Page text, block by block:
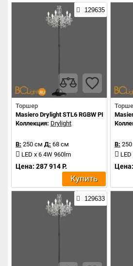
129635
Торшер
Masiero Drylight STL6 RGBW PREMIUM
Коллекция: Drylight
В: 250 см Д: 68 см
LED x 6 4W 960lm
Цена: 287 914 Р.
Купить
В:
129633